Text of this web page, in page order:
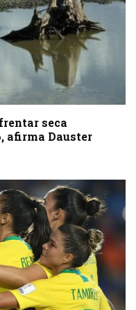
seca
afirma Dauster